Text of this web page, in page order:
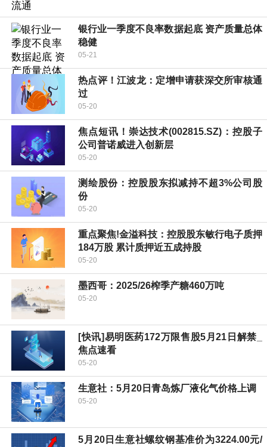
银行业一季度不良率数据起底 资产质量总体
稳健
05-21
热点评！江波龙：定增申请获深交所审核通
过
05-20
焦点短讯！崇达技术(002815.SZ)：控股子
公司普诺威进入创新层
05-20
测绘股份：控股股东拟减持不超3%公司股
份
05-20
重点聚焦!金溢科技：控股股东敏行电子质押
184万股 累计质押近五成持股
05-20
墨西哥：2025/26榨季产糖460万吨
05-20
[快讯]易明医药172万限售股5月21日解禁_
焦点速看
05-20
生意社：5月20日青岛炼厂液化气价格上调
05-20
5月20日生意社螺纹钢基准价为3224.00元/